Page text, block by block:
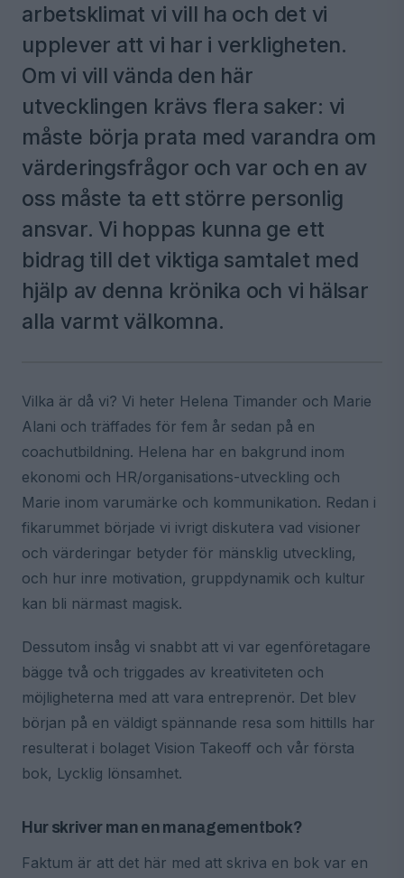
arbetsklimat vi vill ha och det vi
upplever att vi har i verkligheten.
Om vi vill vända den här
utvecklingen krävs flera saker: vi
måste börja prata med varandra om
värderingsfrågor och var och en av
oss måste ta ett större personlig
ansvar. Vi hoppas kunna ge ett
bidrag till det viktiga samtalet med
hjälp av denna krönika och vi hälsar
alla varmt välkomna.
Vilka är då vi? Vi heter Helena Timander och Marie
Alani och träffades för fem år sedan på en
coachutbildning. Helena har en bakgrund inom
ekonomi och HR/organisations-utveckling och
Marie inom varumärke och kommunikation. Redan i
fikarummet började vi ivrigt diskutera vad visioner
och värderingar betyder för mänsklig utveckling,
och hur inre motivation, gruppdynamik och kultur
kan bli närmast magisk.
Dessutom insåg vi snabbt att vi var egenföretagare
bägge två och triggades av kreativiteten och
möjligheterna med att vara entreprenör. Det blev
början på en väldigt spännande resa som hittills har
resulterat i bolaget Vision Takeoff och vår första
bok, Lycklig lönsamhet.
Hur skriver man en managementbok?
Faktum är att det här med att skriva en bok var en